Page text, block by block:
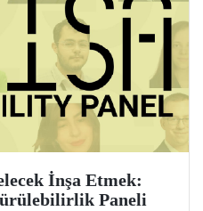
İnşa Etmek:
Paneli